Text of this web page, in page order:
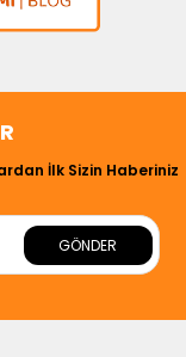
İlk Sizin Haberiniz
GÖNDER